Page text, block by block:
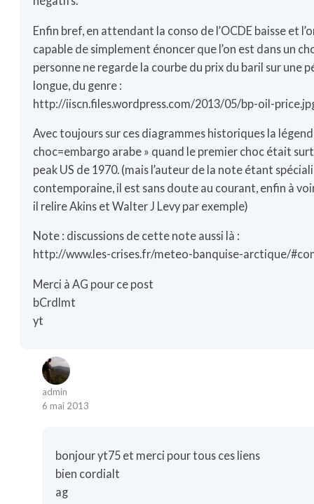
Enfin bref, en attendant la conso de l’OCDE baisse et
capable de simplement énoncer que l’on est dans un
personne ne regarde la courbe du prix du baril sur une
longue, du genre :
http://iiscn.files.wordpress.com/2013/05/bp-oil-
Avec toujours sur ces diagrammes historiques la
choc=embargo arabe » quand le premier choc était
peak US de 1970. (mais l’auteur de la note étant
contemporaine, il est sans doute au courant, enfin à
il relire Akins et Walter J Levy par exemple)
Note : discussions de cette note aussi là :
http://www.les-crises.fr/meteo-banquise-arctique/
Merci à AG pour ce post
bCrdlmt
yt
admin
6 mai 2013
bonjour yt75 et merci pour tous ces liens
bien cordialt
ag